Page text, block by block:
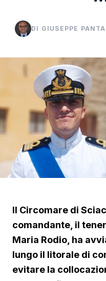
DI GIUSEPPE
Il Circomare di
comandante, il
Maria Rodio, ha
lungo il litorale di
evitare la